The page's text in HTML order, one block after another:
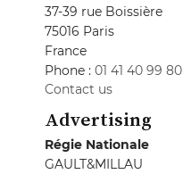
37-39 rue Boissière
75016 Paris
France
Phone : 01 41 40 99 80
Contact us
Advertising
Régie Nationale
GAULT&MILLAU